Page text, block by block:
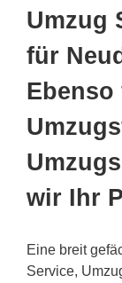
Umzug
für
Ebenso
wir Ihr
Eine breit
Service,